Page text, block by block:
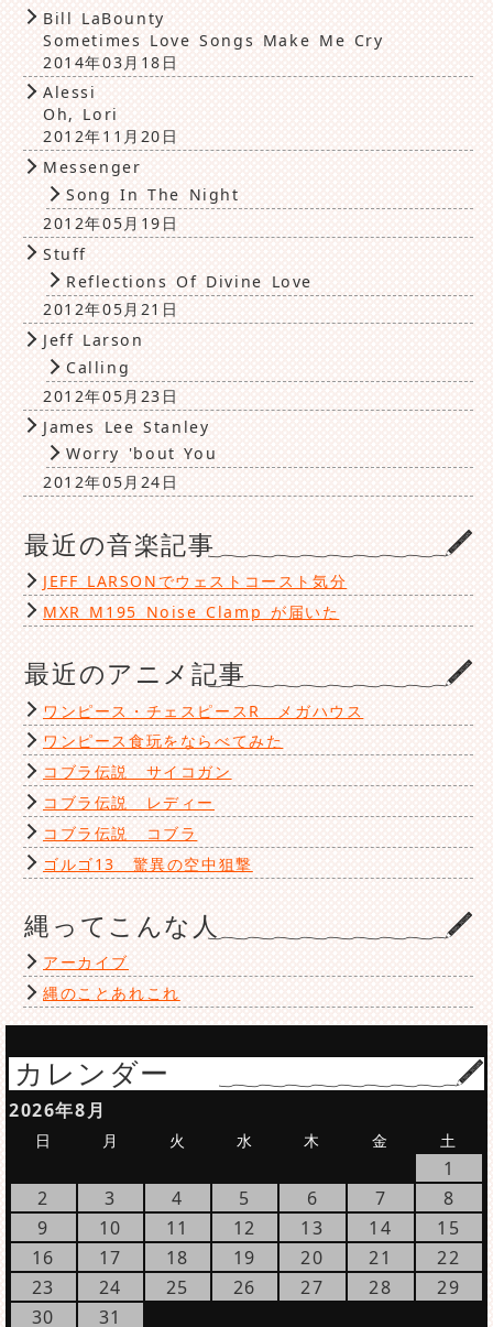
Bill LaBounty
Sometimes Love Songs Make Me Cry
2014年03月18日
Alessi
Oh, Lori
2012年11月20日
Messenger
Song In The Night
2012年05月19日
Stuff
Reflections Of Divine Love
2012年05月21日
Jeff Larson
Calling
2012年05月23日
James Lee Stanley
Worry 'bout You
2012年05月24日
最近の音楽記事
JEFF LARSONでウェストコースト気分
MXR M195 Noise Clamp が届いた
最近のアニメ記事
ワンピース・チェスピースR メガハウス
ワンピース食玩をならべてみた
コブラ伝説 サイコガン
コブラ伝説 レディー
コブラ伝説 コブラ
ゴルゴ13 驚異の空中狙撃
縄ってこんな人
アーカイブ
縄のことあれこれ
カレンダー
2026年8月
日 月 火 水 木 金 土
1
2
3 4 5 6 7
8
9
10 11 12 13 14
15
16
17 18 19 20 21
22
23
24 25 26 27 28
29
30
31